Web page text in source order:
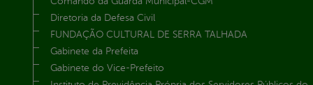
Diretoria da Defesa Civil
FUNDAÇÃO CULTURAL DE SERRA TALHADA
Gabinete da Prefeita
Gabinete do Vice-Prefeito